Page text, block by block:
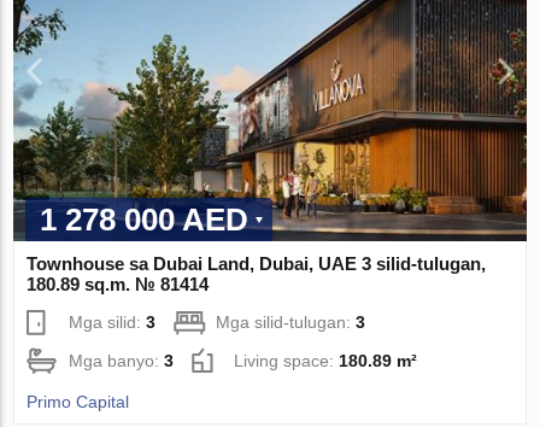
1 278 000 AED
Townhouse sa Dubai Land, Dubai, UAE 3 silid-tulugan,
180.89 sq.m. № 81414
Mga silid:3 Mga silid-tulugan:3
Mga banyo:3 Living space: 180.89 m²
Primo Capital